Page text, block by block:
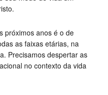
anos é o de
as faixas etárias, na
Precisamos despertar as
no contexto da vida